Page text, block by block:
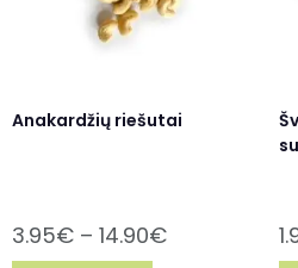
Anakardžių riešutai
3.95€ – 14.90€